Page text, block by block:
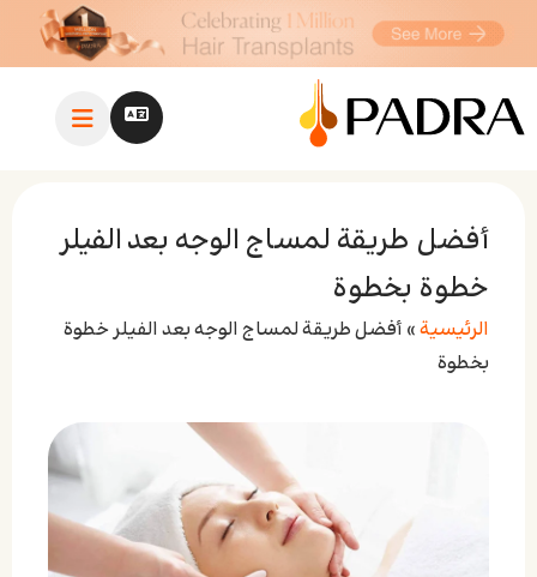
أفضل طريقة لمساج الوجه بعد الفيلر
خطوة بخطوة
الرئيسية» أفضل طريقة لمساج الوجه بعد الفيلر خطوة
بخطوة